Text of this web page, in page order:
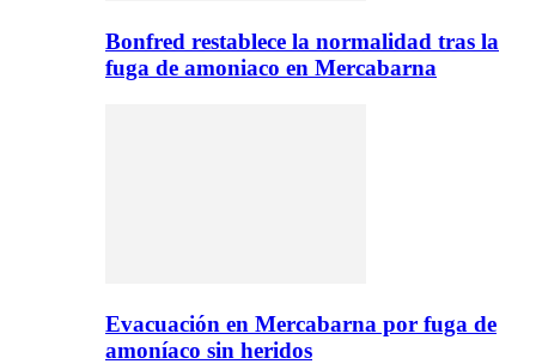
Bonfred restablece la normalidad tras la
fuga de amoniaco en Mercabarna
Evacuación en Mercabarna por fuga de
amoníaco sin heridos